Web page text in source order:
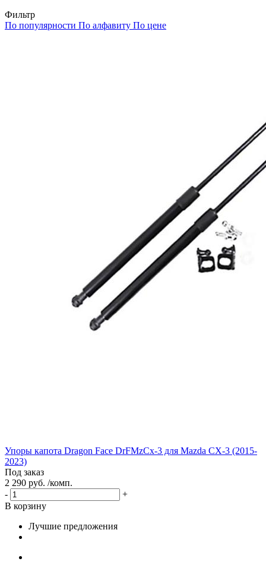
Фильтр
По популярности По алфавиту По цене
Упоры капота Dragon Face DrFMzCx-3 для Mazda CX-3 (2015-
2023)
Под заказ
2 290 руб. /комп.
-
+
В корзину
Лучшие предложения